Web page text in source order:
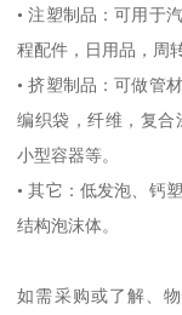
•注塑制品：可用于
程配件，日用品，周
•挤塑制品：可做管
编织袋，纤维，复合
小型容器等。
•其它：低发泡、钙
结构泡沫体。
如需采购或了解、